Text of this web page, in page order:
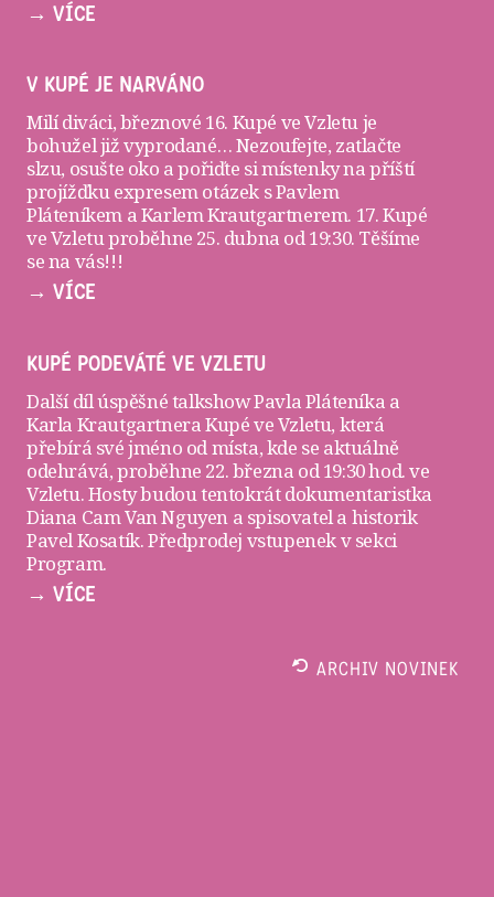
→ VÍCE
V KUPÉ JE NARVÁNO
Milí diváci, březnové 16. Kupé ve Vzletu je
bohužel již vyprodané… Nezoufejte, zatlačte
slzu, osušte oko a pořiďte simístenkyna příští
projížďku expresem otázek s Pavlem
Pláteníkem a Karlem Krautgartnerem. 17. Kupé
ve Vzletu proběhne 25. dubna od 19:30. Těšíme
se na vás!!!
→ VÍCE
KUPÉ PODEVÁTÉ VE VZLETU
Další díl úspěšné talkshow Pavla Pláteníka a
Karla KrautgartneraKupé ve Vzletu, která
přebírá své jméno od místa, kde se aktuálně
odehrává, proběhne 22. března od 19:30 hod. ve
Vzletu. Hosty budou tentokrát dokumentaristka
Diana Cam Van Nguyen a spisovatel a historik
Pavel Kosatík. Předprodej vstupenek v sekci
Program.
→ VÍCE
ARCHIV NOVINEK